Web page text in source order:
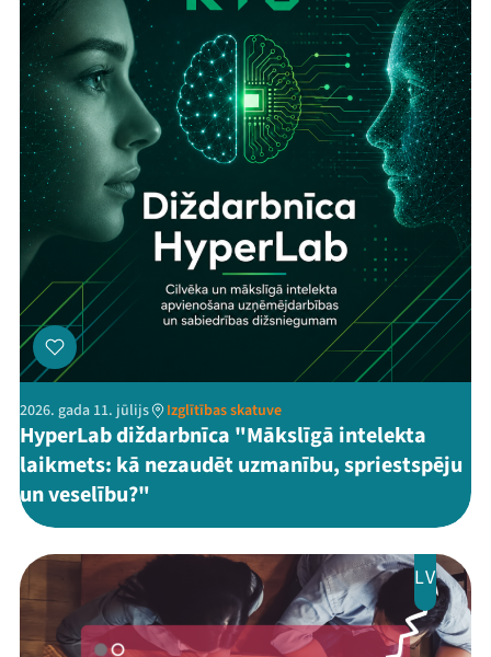
2026. gada 11. jūlijs Izglītības skatuve
HyperLab diždarbnīca "Mākslīgā intelekta
laikmets: kā nezaudēt uzmanību, spriestspēju
un veselību?"
LV